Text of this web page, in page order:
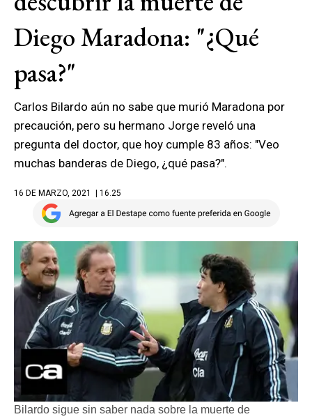
Diego Maradona: "¿Qué
pasa?"
Carlos Bilardo aún no sabe que murió Maradona por
precaución, pero su hermano Jorge reveló una
pregunta del doctor, que hoy cumple 83 años: "Veo
muchas banderas de Diego, ¿qué pasa?".
16 DE MARZO, 2021 | 16.25
Bilardo sigue sin saber nada sobre la muerte de